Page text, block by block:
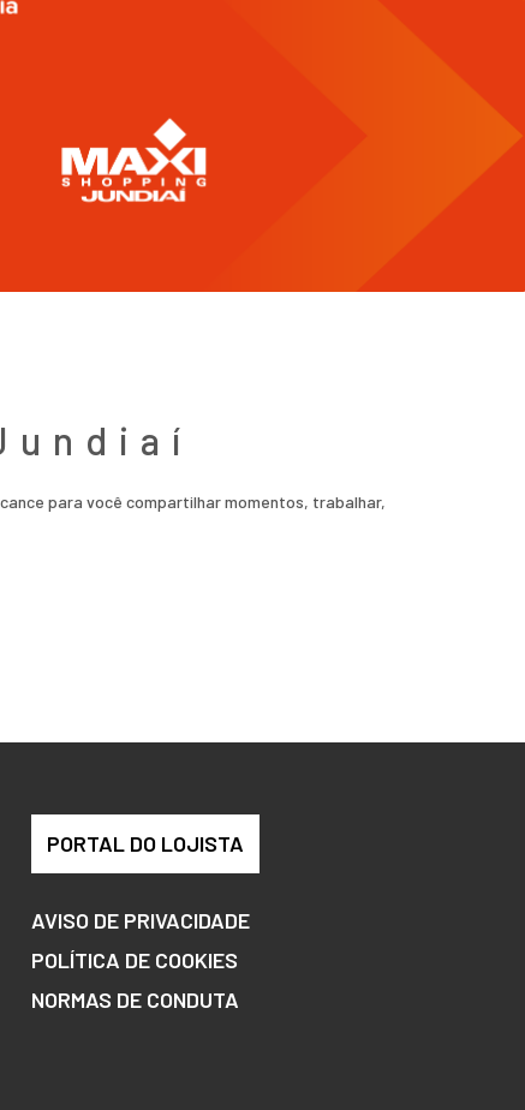
para você compartilhar momentos, trabalhar,
PORTAL DO LOJISTA
AVISO DE PRIVACIDADE
POLÍTICA DE COOKIES
NORMAS DE CONDUTA